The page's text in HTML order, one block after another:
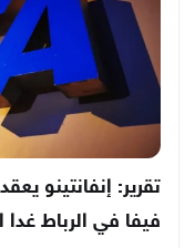
تقرير: إنفانتينو
فيفا في الرباط غدا